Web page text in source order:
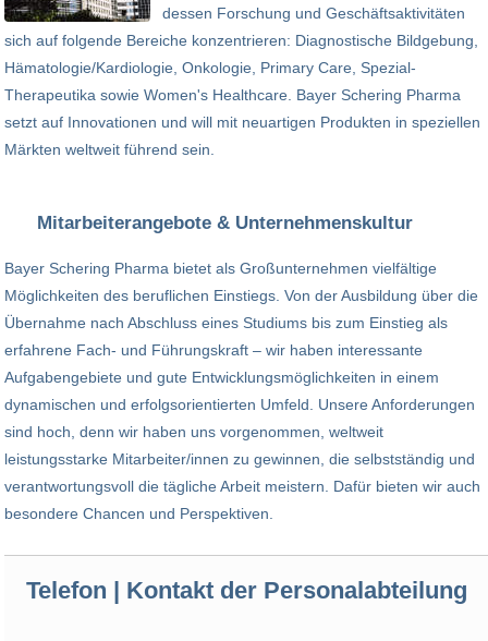
dessen Forschung und Geschäftsaktivitäten
sich auf folgende Bereiche konzentrieren: Diagnostische Bildgebung,
Hämatologie/Kardiologie, Onkologie, Primary Care, Spezial-
Therapeutika sowie Women's Healthcare. Bayer Schering Pharma
setzt auf Innovationen und will mit neuartigen Produkten in speziellen
Märkten weltweit führend sein.
Mitarbeiterangebote & Unternehmenskultur
Bayer Schering Pharma bietet als Großunternehmen vielfältige
Möglichkeiten des beruflichen Einstiegs. Von der Ausbildung über die
Übernahme nach Abschluss eines Studiums bis zum Einstieg als
erfahrene Fach- und Führungskraft – wir haben interessante
Aufgabengebiete und gute Entwicklungsmöglichkeiten in einem
dynamischen und erfolgsorientierten Umfeld. Unsere Anforderungen
sind hoch, denn wir haben uns vorgenommen, weltweit
leistungsstarke Mitarbeiter/innen zu gewinnen, die selbstständig und
verantwortungsvoll die tägliche Arbeit meistern. Dafür bieten wir auch
besondere Chancen und Perspektiven.
Telefon | Kontakt der Personalabteilung